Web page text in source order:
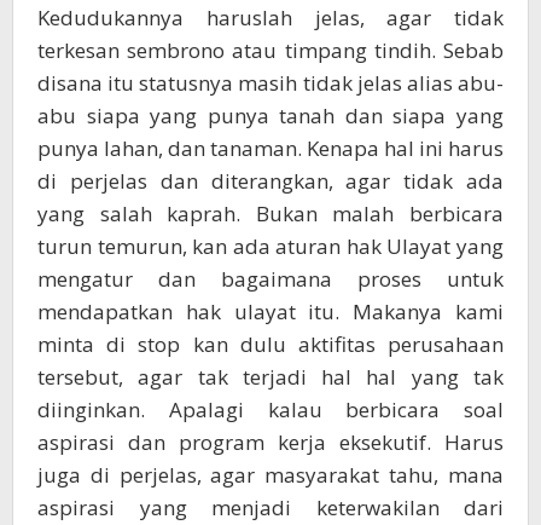
Kedudukannya haruslah jelas, agar tidak
terkesan sembrono atau timpang tindih. Sebab
disana itu statusnya masih tidak jelas alias abu-
abu siapa yang punya tanah dan siapa yang
punya lahan, dan tanaman. Kenapa hal ini harus
di perjelas dan diterangkan, agar tidak ada
yang salah kaprah. Bukan malah berbicara
turun temurun, kan ada aturan hak Ulayat yang
mengatur dan bagaimana proses untuk
mendapatkan hak ulayat itu. Makanya kami
minta di stop kan dulu aktifitas perusahaan
tersebut, agar tak terjadi hal hal yang tak
diinginkan. Apalagi kalau berbicara soal
aspirasi dan program kerja eksekutif. Harus
juga di perjelas, agar masyarakat tahu, mana
aspirasi yang menjadi keterwakilan dari